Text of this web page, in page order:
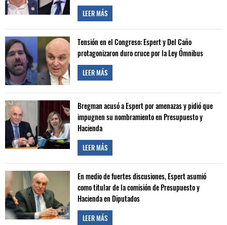
LEER MÁS
Tensión en el Congreso: Espert y Del Caño
protagonizaron duro cruce por la Ley Ómnibus
LEER MÁS
Bregman acusó a Espert por amenazas y pidió que
impugnen su nombramiento en Presupuesto y
Hacienda
LEER MÁS
En medio de fuertes discusiones, Espert asumió
como titular de la comisión de Presupuesto y
Hacienda en Diputados
LEER MÁS